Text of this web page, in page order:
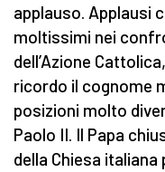
applauso. Applausi
moltissimi nei
dell’Azione
ricordo il cognome
posizioni molto
Paolo II. Il Papa
della Chiesa